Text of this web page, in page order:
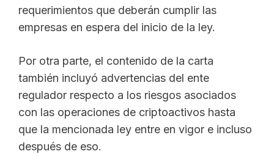
requerimientos que deberán cumplir las
empresas en espera del inicio de la ley.
Por otra parte, el contenido de la carta
también incluyó advertencias del ente
regulador respecto a los riesgos asociados
con las operaciones de criptoactivos hasta
que la mencionada ley entre en vigor e incluso
después de eso.